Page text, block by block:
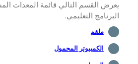
القسم التالي قائمة المعدات المستخدمة
التعليمي.
ملقم
الكمبيوتر المحمول